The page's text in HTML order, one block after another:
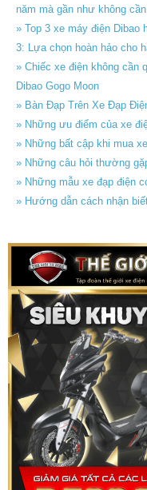
năm mà gần như không
» Top 3 xe máy điện Dibao
3: Lựa chọn hoàn hảo cho
» Chiếc xe điện không cần
Dibao Gogo Moon
» Bàn Đạp Trên Xe Đạp
» Những ưu điểm của xe
» Những bất cập khi mua
» Những câu hỏi thường
» Những mẫu xe đạp điện
» Hướng dẫn cách nhận